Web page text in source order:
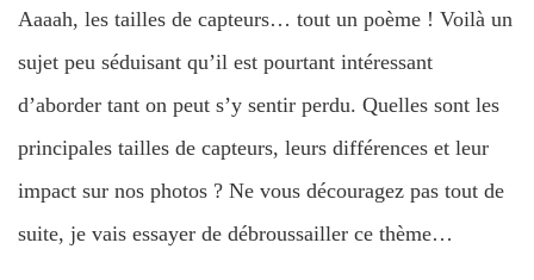
Aaaah, les tailles de capteurs… tout un poème ! Voilà un
sujet peu séduisant qu’il est pourtant intéressant
d’aborder tant on peut s’y sentir perdu. Quelles sont les
principales tailles de capteurs, leurs différences et leur
impact sur nos photos ? Ne vous découragez pas tout de
suite, je vais essayer de débroussailler ce thème…